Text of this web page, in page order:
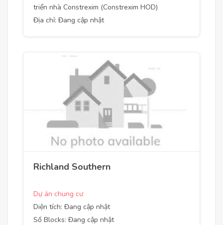
triển nhà Constrexim (Constrexim HOD)
Địa chỉ: Đang cập nhật
Richland Southern
Dự án chung cư
Diện tích: Đang cập nhật
Số Blocks: Đang cập nhật